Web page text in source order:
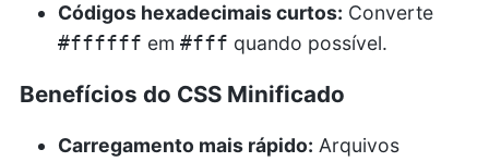
Códigos hexadecimais curtos: Converte
#ffffff em #fff quando possível.
Benefícios do CSS Minificado
Carregamento mais rápido: Arquivos